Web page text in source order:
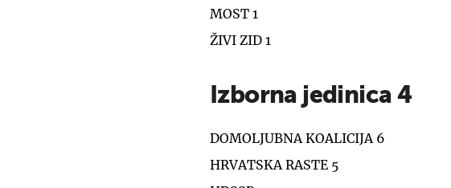
MOST 1
ŽIVI ZID 1
Izborna jedinica 4
DOMOLJUBNA KOALICIJA 6
HRVATSKA RASTE 5